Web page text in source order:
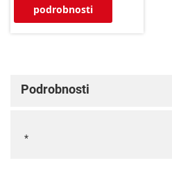
podrobnosti
Podrobnosti
*